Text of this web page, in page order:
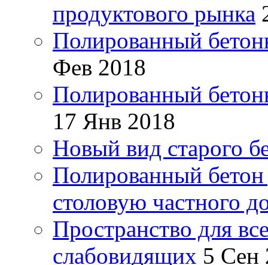
продуктового рынка
Полированный
Фев 2018
Полированный
17 Янв 2018
Новый вид старого
Полированный
столовую частного
Пространство для
слабовидящих 5 Сен